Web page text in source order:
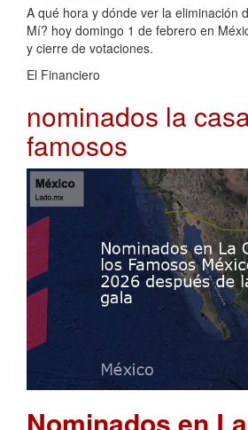
A qué hora y dónde ver la eliminación
Mí? hoy domingo 1 de febrero en
y cierre de votaciones.
El Financiero
nominados la
famosos
Nominados en